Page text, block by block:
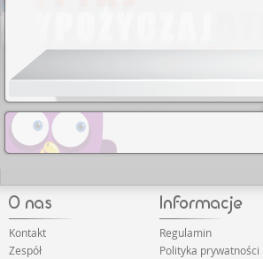
Kontakt
Zespół
Regulamin
Polityka prywatności